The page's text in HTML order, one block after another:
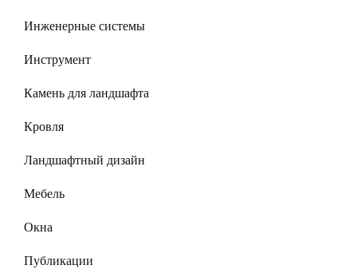
Инженерные системы
Инструмент
Камень для ландшафта
Кровля
Ландшафтный дизайн
Мебель
Окна
Публикации